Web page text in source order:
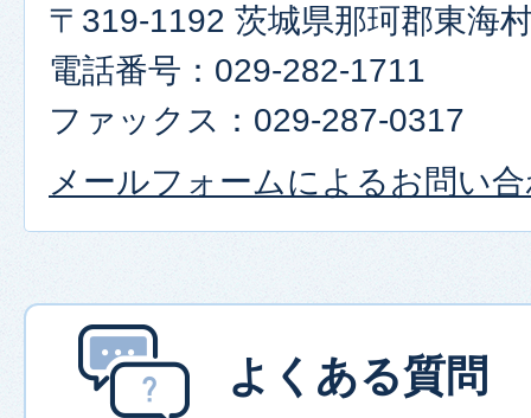
〒319-1192 茨城県那珂郡東海
電話番号：029-282-1711
ファックス：029-287-0317
メールフォームによるお問い
よくある質問